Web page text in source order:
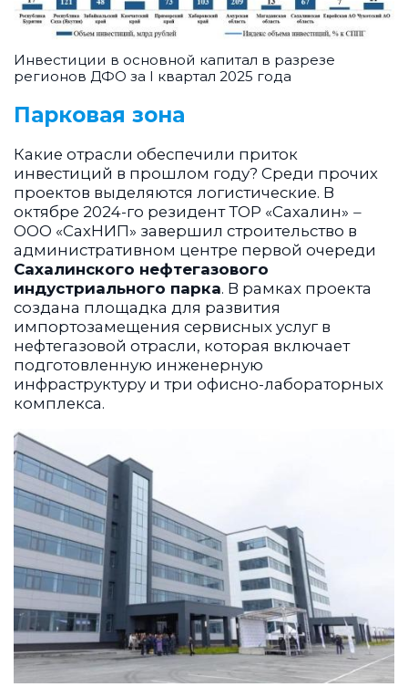
Инвестиции в основной капитал в разрезе
регионов ДФО за I квартал 2025 года
Парковая зона
Какие отрасли обеспечили приток
инвестиций в прошлом году? Среди прочих
проектов выделяются логистические. В
октябре 2024-го резидент ТОР «Сахалин» –
ООО «СахНИП» завершил строительство в
административном центре первой очереди
Сахалинского нефтегазового
индустриального парка. В рамках проекта
создана площадка для развития
импортозамещения сервисных услуг в
нефтегазовой отрасли, которая включает
подготовленную инженерную
инфраструктуру и три офисно-лабораторных
комплекса.